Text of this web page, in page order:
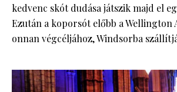
kedvenc skót dudása játszik majd el
Ezután a koporsót előbb a Wellington
onnan végcéljához, Windsorba